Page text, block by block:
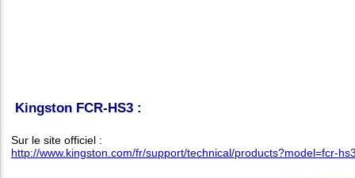
Kingston FCR-HS3 :
Sur le site officiel :
http://www.kingston.com/fr/support/technical/products?model=fcr-